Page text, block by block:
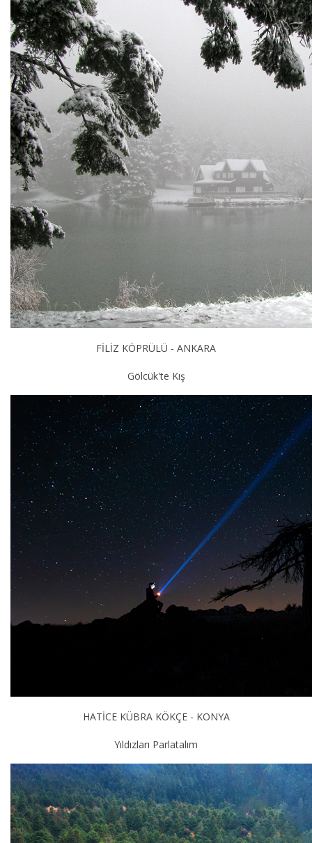
FİLİZ KÖPRÜLÜ - ANKARA
Gölcük'te Kış
HATİCE KÜBRA KÖKÇE - KONYA
Yıldızları Parlatalım